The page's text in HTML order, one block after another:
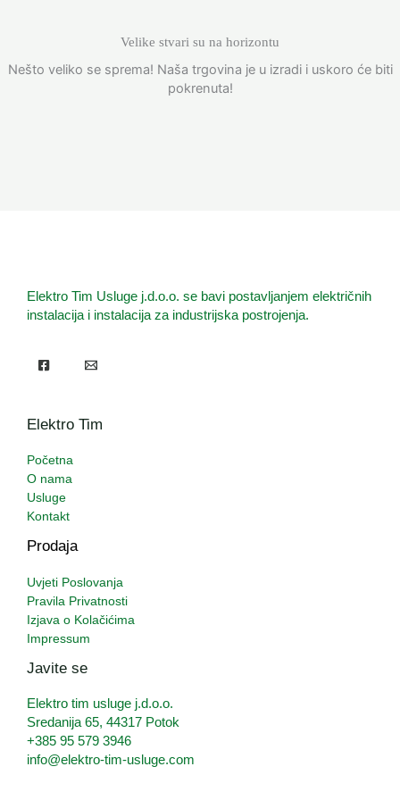
Velike stvari su na horizontu
Nešto veliko se sprema! Naša trgovina je u izradi i uskoro će biti
pokrenuta!
Elektro Tim Usluge j.d.o.o. se bavi postavljanjem električnih
instalacija i instalacija za industrijska postrojenja.
Elektro Tim
Početna
O nama
Usluge
Kontakt
Prodaja
Uvjeti Poslovanja
Pravila Privatnosti
Izjava o Kolačićima
Impressum
Javite se
Elektro tim usluge j.d.o.o.
Sredanija 65, 44317 Potok
+385 95 579 3946
info@elektro-tim-usluge.com